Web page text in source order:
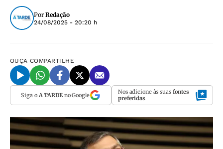
Por Redação
24/08/2025 - 20:20 h
OUÇA COMPARTILHE
Siga o A TARDEno Google Nos adicione às suas fontes
preferidas